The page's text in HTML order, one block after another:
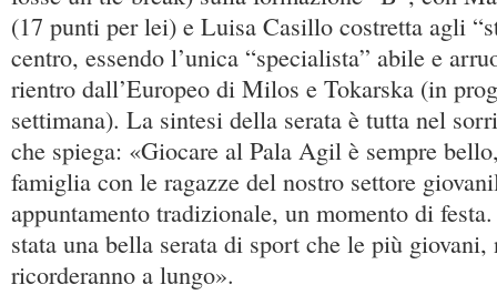
(17 punti per lei) e Luisa Casillo costretta agli
centro, essendo l’unica “specialista” abile e
rientro dall’Europeo di Milos e Tokarska (in
settimana). La sintesi della serata è tutta nel
che spiega: «Giocare al Pala Agil è sempre
famiglia con le ragazze del nostro settore
appuntamento tradizionale, un momento di
stata una bella serata di sport che le più giovani,
ricorderanno a lungo».